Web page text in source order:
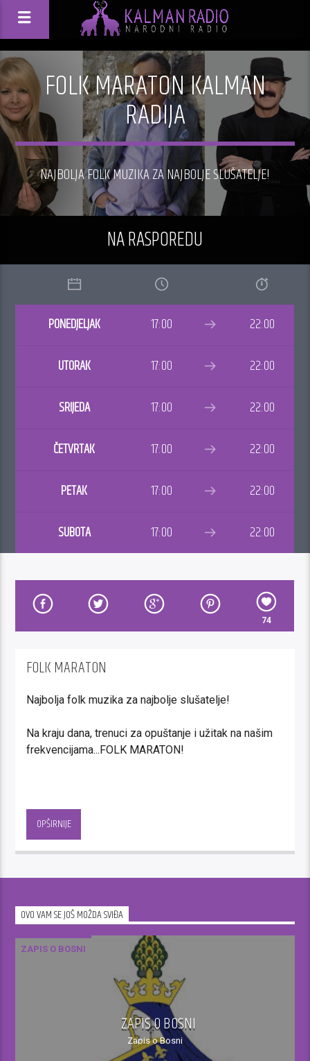
FOLK MARATON KALMAN
RADIJA
NAJBOLJA FOLK MUZIKA ZA NAJBOLJE SLUŠATELJE!
NA RASPOREDU
PONEDJELJAK 17:00 22:00
UTORAK 17:00 22:00
SRIJEDA 17:00 22:00
ČETVRTAK 17:00 22:00
PETAK 17:00 22:00
SUBOTA 17:00 22:00
74
FOLK MARATON
Najbolja folk muzika za najbolje slušatelje!
Na kraju dana, trenuci za opuštanje i užitak na našim
frekvencijama...FOLK MARATON!
čeka Vas idealna kombinacija za Vaše slobodno
vrijeme – muzika po Vašoj želji i dobro raspoloženje!
Ispunjavamo Vaše muzičke želje, popravljamo
budite i Vi muzički urednici ovog dijela našeg
Ispunjavanje muzičkih želja slušatelja
putem viber/sms broja
OPŠIRNIJE
OVO VAM SE JOŠ MOŽDA SVIĐA
ZAPIS O BOSNI
ZAPIS O BOSNI
Zapis o Bosni